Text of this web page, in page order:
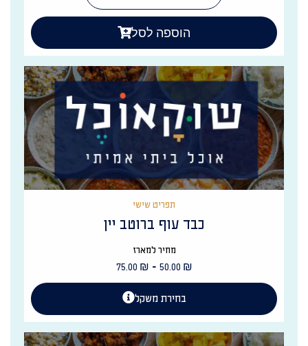
הוספה לסל
תפריט שישי
כבד עוף ברוטב יין
מחיר למארז
50.00 ₪
-
75.00 ₪
בחירת משקל